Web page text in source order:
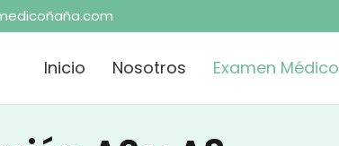
Inicio Nosotros Examen Médico